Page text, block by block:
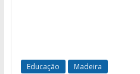
Educação Madeira